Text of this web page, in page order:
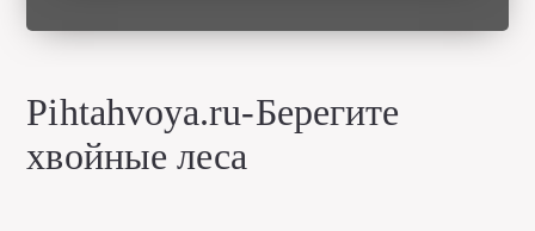
Pihtahvoya.ru-Берегите
хвойные леса